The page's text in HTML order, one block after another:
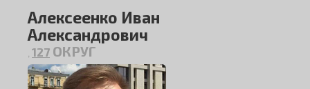
Алексеенко Иван
Александрович
127 ОКРУГ